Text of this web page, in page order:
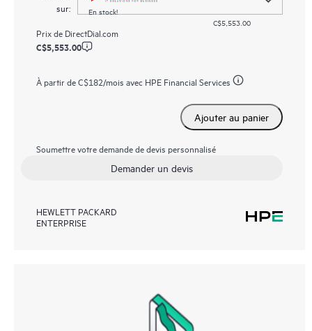
sur:
En stock!
C$5,553.00
Prix de DirectDial.com
C$5,553.00
À partir deC$182/mois avec HPE Financial Services
Ajouter au panier
Soumettre votre demande de devis personnalisé
Demander un devis
HEWLETT PACKARD
ENTERPRISE